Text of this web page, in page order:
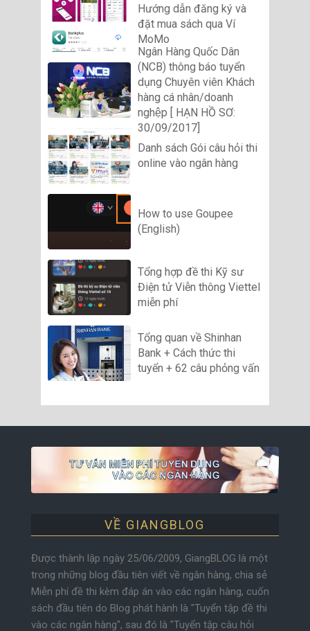
Hướng dẫn đăng ký và
đặt mua sách qua Ví
MoMo
Ngân Hàng Quốc Dân
(NCB) thông báo tuyển
dụng Chuyên viên Khách
hàng cá nhân/doanh
nghệp [ HẠN HỒ SƠ:
30/09/2017]
Danh sách Gói câu hỏi thi
online vào ngân hàng
How to use Goupee
(English)
Tổng hợp đề thi Kỹ sư
Điện tử Viễn thông Viettel
miễn phí
Tổng quan về Shinhan
Bank + Cách thức thi
tuyển + 62 câu phỏng vấn
VỀ GIANGBLOG
Được thành lập ngày 25/06/2009, GiangBLOG là một
trong những blog đầu tiên viết về ngân hàng, chia sẻ
Miễn phí đề thi kèm đáp án vào các ngân hàng, cuốn
sách đầu tiên do Blog phát hành là "Tuyển tập đề thi
vào các ngân hàng", sau đó là "Tuyển tập câu hỏi